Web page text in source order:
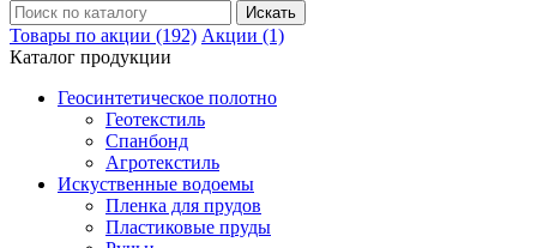
Товары по акции (192) Акции (1)
Каталог продукции
Геосинтетическое полотно
Геотекстиль
Спанбонд
Агротекстиль
Искуственные водоемы
Пленка для прудов
Пластиковые пруды